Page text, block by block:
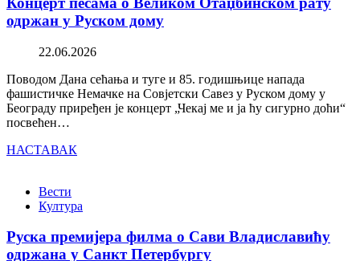
одржан у Руском дому
22.06.2026
Поводом Дана сећања и туге и 85. годишњице напада
фашистичке Немачке на Совјетски Савез у Руском дому у
Београду приређен је концерт „Чекај ме и ја ћу сигурно доћи“
посвећен…
НАСТАВАК
Вести
Култура
Руска премијера филма о Сави Владиславићу
одржана у Санкт Петербургу